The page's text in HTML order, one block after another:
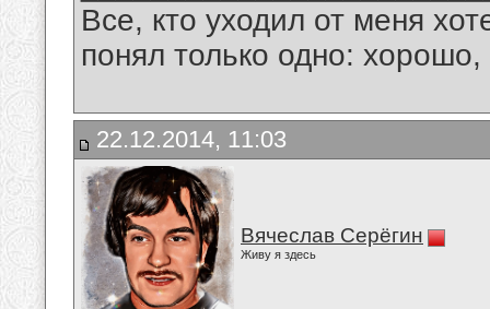
Все, кто уходил от меня
понял только одно:
22.12.2014, 11:03
Вячеслав Серёгин
Живу я здесь